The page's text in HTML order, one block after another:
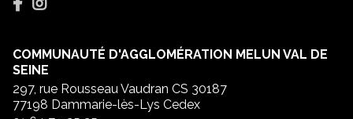
COMMUNAUTÉ D'AGGLOMÉRATION MELUN VAL DE
SEINE
297, rue Rousseau Vaudran CS 30187
77198 Dammarie-lès-Lys Cedex